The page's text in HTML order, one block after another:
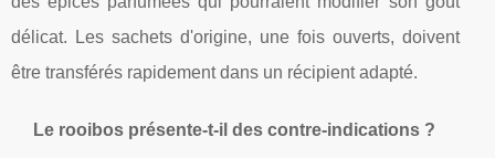
délicat. Les sachets d'origine, une fois ouverts, doivent
être transférés rapidement dans un récipient adapté.
Le rooibos présente-t-il des contre-indications ?